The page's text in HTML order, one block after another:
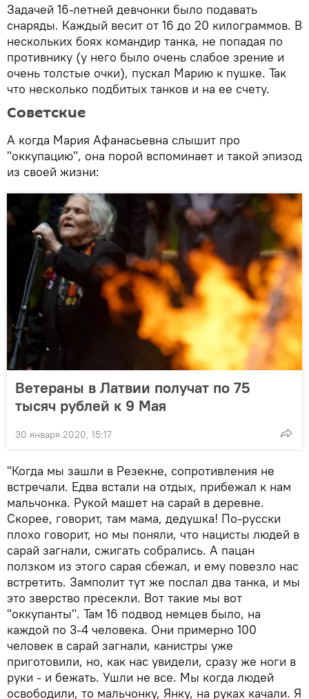
Задачей 16-летней девчонки было подавать
снаряды. Каждый весит от 16 до 20 килограммов. В
нескольких боях командир танка, не попадая по
противнику (у него было очень слабое зрение и
очень толстые очки), пускал Марию к пушке. Так
что несколько подбитых танков и на ее счету.
Советские
А когда Мария Афанасьевна слышит про
"оккупацию", она порой вспоминает и такой эпизод
из своей жизни:
Ветераны в Латвии получат по 75
тысяч рублей к 9 Мая
30 января 2020, 15:17
"Когда мы зашли в Резекне, сопротивления не
встречали. Едва встали на отдых, прибежал к нам
мальчонка. Рукой машет на сарай в деревне.
Скорее, говорит, там мама, дедушка! По-русски
плохо говорит, но мы поняли, что нацисты людей в
сарай загнали, сжигать собрались. А пацан
ползком из этого сарая сбежал, и ему повезло нас
встретить. Замполит тут же послал два танка, и мы
это зверство пресекли. Вот такие мы вот
"оккупанты". Там 16 подвод немцев было, на
каждой по 3-4 человека. Они примерно 100
человек в сарай загнали, канистры уже
приготовили, но, как нас увидели, сразу же ноги в
руки - и бежать. Ушли не все. Мы когда людей
освободили, то мальчонку, Янку, на руках качали. Я